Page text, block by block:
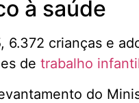
à saúde
6.372 crianças e
de trabalho
do